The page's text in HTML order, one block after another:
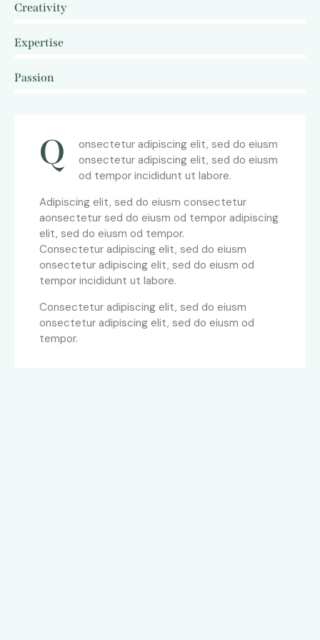
Creativity
Expertise
Passion
Q
onsectetur adipiscing elit, sed do eiusm
onsectetur adipiscing elit, sed do eiusm
od tempor incididunt ut labore.
Adipiscing elit, sed do eiusm consectetur
aonsectetur sed do eiusm od tempor adipiscing
elit, sed do eiusm od tempor.
Consectetur adipiscing elit, sed do eiusm
onsectetur adipiscing elit, sed do eiusm od
tempor incididunt ut labore.
Consectetur adipiscing elit, sed do eiusm
onsectetur adipiscing elit, sed do eiusm od
tempor.